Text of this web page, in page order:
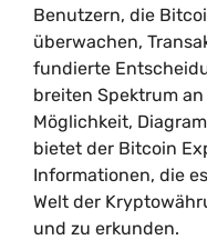
Benutzern, die
überwachen,
fundierte
breiten Spektrum
Möglichkeit,
bietet der Bitcoin
Informationen, die
Welt der
und zu erkunden.